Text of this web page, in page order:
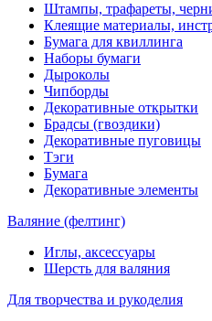
Штампы, трафареты,
Клеящие материалы,
Бумага для квиллинга
Наборы бумаги
Дыроколы
Чипборды
Декоративные открытки
Брадсы (гвоздики)
Декоративные пуговицы
Тэги
Бумага
Декоративные элементы
Валяние (фелтинг)
Иглы, аксессуары
Шерсть для валяния
Для творчества и рукоделия